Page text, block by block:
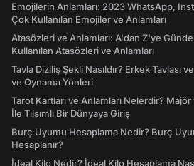
Emojilerin Anlamları: 2023 WhatsApp,
Çok Kullanılan Emojiler ve Anlamları
Atasözleri ve Anlamları: A'dan Z'ye
Kullanılan Atasözleri ve Anlamları
Tavla Diziliş Şekli Nasıldır? Erkek Tavlası
ve Oynama Yönleri
Tarot Kartları ve Anlamları Nelerdir?
İle Tılsımlı Bir Dünyaya Giriş
Burç Uyumu Hesaplama Nedir? Burç
Hesaplanır?
İdeal Kilo Nedir? İdeal Kilo Hesaplama